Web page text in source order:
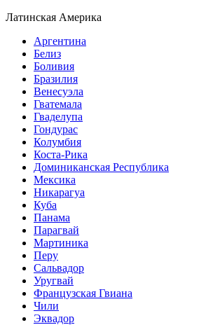
Латинская Америка
Аргентина
Белиз
Боливия
Бразилия
Венесуэла
Гватемала
Гваделупа
Гондурас
Колумбия
Коста-Рика
Доминиканская Республика
Мексика
Никарагуа
Куба
Панама
Парагвай
Мартиника
Перу
Сальвадор
Уругвай
Французская Гвиана
Чили
Эквадор